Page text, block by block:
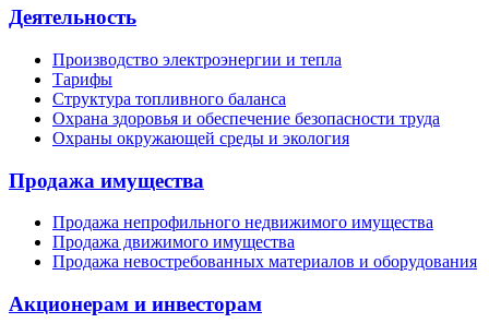
Деятельность
Производство электроэнергии и тепла
Тарифы
Структура топливного баланса
Охрана здоровья и обеспечение безопасности труда
Охраны окружающей среды и экология
Продажа имущества
Продажа непрофильного недвижимого имущества
Продажа движимого имущества
Продажа невостребованных материалов и оборудования
Акционерам и инвесторам